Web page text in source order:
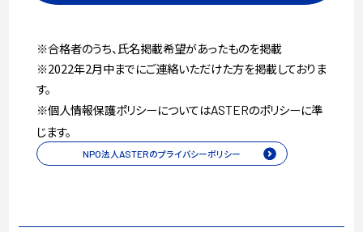
※合格者のうち、氏名掲載希望があったものを掲載
※2022年2月中までにご連絡いただけた方を掲載しておりま
す。
※個人情報保護ポリシーについてはASTERのポリシーに準
じます。
NPO法人ASTERのプライバシーポリシー